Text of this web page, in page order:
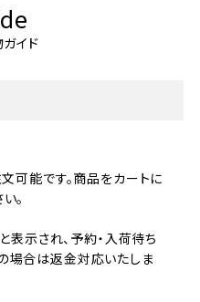
イド
可能です。商品をカートに
。
表示され、予約・入荷待ち
場合は返金対応いたしま